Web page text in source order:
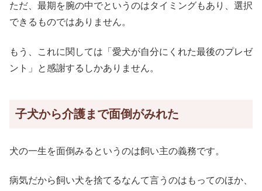
ただ、最期を腕の中でというのはタイミングもあり、選択
できるものではありません。
もう、これに関しては「愛犬が自分にくれた最後のプレゼ
ント」と感謝するしかありません。
子犬から介護まで面倒がみれた
犬の一生を面倒みるというのは飼い主の義務です。
病気だから飼い犬を捨てるなんて言うのはもってのほか、